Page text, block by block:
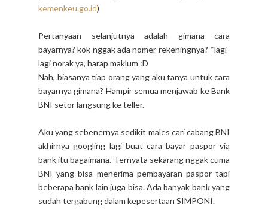
kemenkeu.go.id)
Pertanyaan selanjutnya adalah gimana cara
bayarnya? kok nggak ada nomer rekeningnya? *lagi-
lagi norak ya, harap maklum :D
Nah, biasanya tiap orang yang aku tanya untuk cara
bayarnya gimana? Hampir semua menjawab ke Bank
BNI setor langsung ke teller.
Aku yang sebenernya sedikit males cari cabang BNI
akhirnya googling lagi buat cara bayar paspor via
bank itu bagaimana. Ternyata sekarang nggak cuma
BNI yang bisa menerima pembayaran paspor tapi
beberapa bank lain juga bisa. Ada banyak bank yang
sudah tergabung dalam kepesertaan SIMPONI.